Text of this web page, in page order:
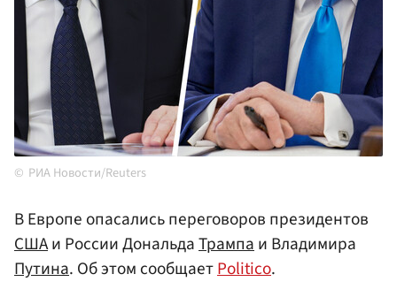
РИА Новости/Reuters
В Европе опасались переговоров президентов
СШАи России ДональдаТрампаи Владимира
Путина. Об этом сообщаетPolitico.